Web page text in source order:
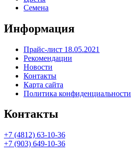
Семена
Информация
Прайс-лист 18.05.2021
Рекомендации
Новости
Контакты
Карта сайта
Политика конфиденциальности
Контакты
+7 (4812) 63-10-36
+7 (903) 649-10-36